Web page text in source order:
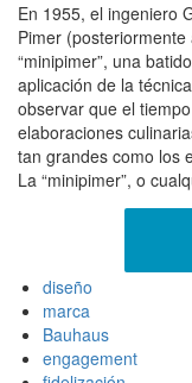
En 1955, el ingeniero
Pimer
“minipimer”, una
aplicación de la
observar que el
elaboraciones
tan grandes como los
La “minipimer”, o
diseño
marca
Bauhaus
engagement